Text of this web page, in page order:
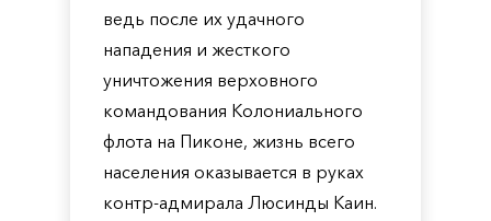
ведь после их удачного
нападения и жесткого
уничтожения верховного
командования Колониального
флота на Пиконе, жизнь всего
населения оказывается в руках
контр-адмирала Люсинды Каин.